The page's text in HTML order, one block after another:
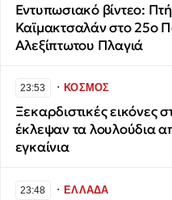
​Εντυπωσιακό βίντεο:
Καϊμακτσαλάν στο 25ο
Αλεξίπτωτου Πλαγιά
23:53 ∙ΚΟΣΜΟΣ
Ξεκαρδιστικές εικόνες
έκλεψαν τα λουλούδια
εγκαίνια
23:48 ∙ΕΛΛΑΔΑ